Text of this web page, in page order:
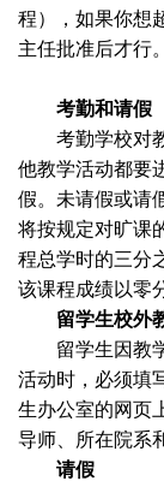
程），如果你想
主任批准后才行。
考勤和请假
考勤学校对
他教学活动都要
假。未请假或请
将按规定对旷课
程总学时的三分
该课程成绩以零
留学生校外
留学生因教
活动时，必须填
生办公室的网页
导师、所在院系
请假